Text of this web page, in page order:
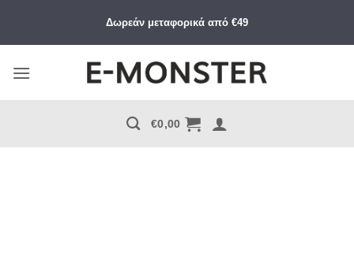
περιεχόμενο
Δωρεάν μεταφορικά από €49
€0,00